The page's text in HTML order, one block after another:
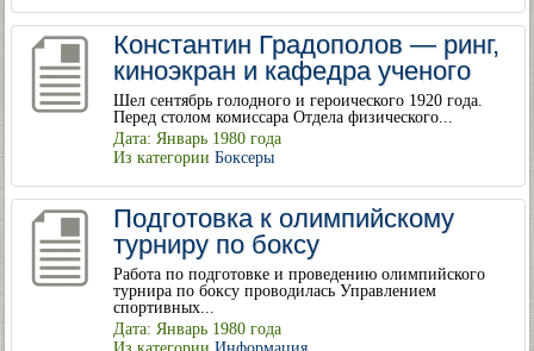
Константин Градополов — ринг,
киноэкран и кафедра ученого
Шел сентябрь голодного и героического 1920 года.
Перед столом комиссара Отдела физического...
Дата: Январь 1980 года
Из категории Боксеры
Подготовка к олимпийскому
турниру по боксу
Работа по подготовке и проведению олимпийского
турнира по боксу проводилась Управлением
спортивных...
Дата: Январь 1980 года